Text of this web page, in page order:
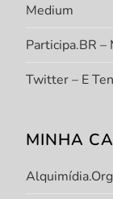
Medium
Participa.BR –
Twitter – E
MINHA
Alquimídia.org